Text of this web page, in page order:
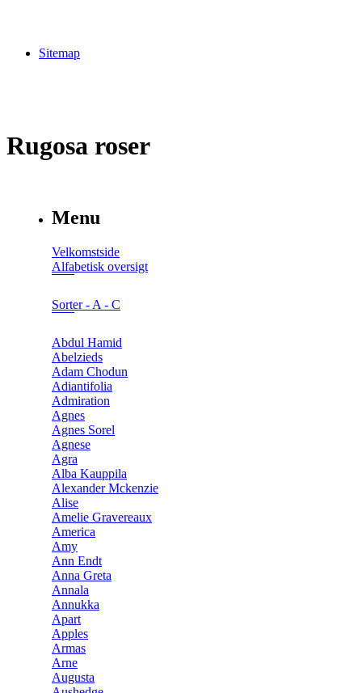
Sitemap
Rugosa roser
Menu
Velkomstside
Alfabetisk oversigt
Sorter - A - C
Abdul Hamid
Abelzieds
Adam Chodun
Adiantifolia
Admiration
Agnes
Agnes Sorel
Agnese
Agra
Alba Kauppila
Alexander Mckenzie
Alise
Amelie Gravereaux
America
Amy
Ann Endt
Anna Greta
Annala
Annukka
Apart
Apples
Armas
Arne
Augusta